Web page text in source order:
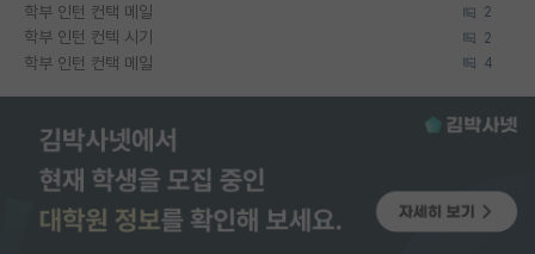
학부 인턴 컨택 메일 2
학부 인턴 컨텍 시기 2
학부 인턴 컨택 메일 4